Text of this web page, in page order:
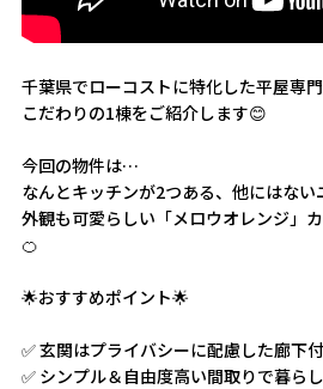
千葉県でローコストに特化した平屋専
こだわりの1棟をご紹介します😊
今回の物件は…
なんとキッチンが2つある、他にはない
外観も可愛らしい「メロウオレンジ」
🍊
🌟おすすめポイント🌟
✅ 玄関はプライバシーに配慮した廊下
✅ シンプル＆自由度高い間取りで暮ら